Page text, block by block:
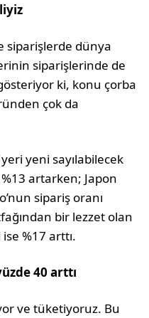
siparişlerde dünya
siparişlerinde de
ki, konu çorba
çok da
yeni sayılabilecek
artarken; Japon
sipariş oranı
bir lezzet olan
%17 arttı.
40 arttı
ve tüketiyoruz. Bu